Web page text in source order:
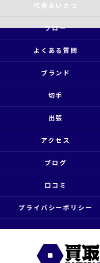
代表あいさつ
フロー
よくある質問
ブランド
切手
出張
アクセス
ブログ
口コミ
プライバシーポリシー